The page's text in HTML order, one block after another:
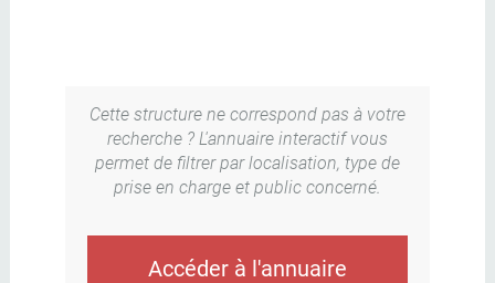
Cette structure ne correspond pas à votre
recherche ? L'annuaire interactif vous
permet de filtrer par localisation, type de
prise en charge et public concerné.
Accéder à l'annuaire